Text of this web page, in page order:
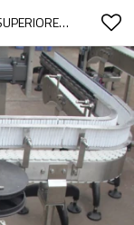
SISTEMI DI CINGHIE A NASTRO PIATTO SUPERIORE ANTI-CORROSIONE IN CATENA FLESSIBILE PER LA TRASMISSIONE DELLA BATTERIA